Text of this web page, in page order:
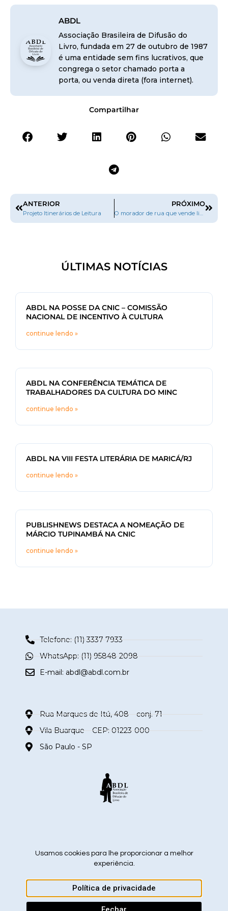
ABDL
Associação Brasileira de Difusão do
Livro, fundada em 27 de outubro de 1987
é uma entidade sem fins lucrativos, que
congrega o setor chamado porta a
porta, ou venda direta (fora internet).
Compartilhar
ANTERIOR
Projeto Itinerários de Leitura
PRÓXIMO
O morador de rua que vende livros para sobreviver
ÚLTIMAS NOTÍCIAS
ABDL NA POSSE DA CNIC – COMISSÃO
NACIONAL DE INCENTIVO À CULTURA
continue lendo »
ABDL NA CONFERÊNCIA TEMÁTICA DE
TRABALHADORES DA CULTURA DO MINC
continue lendo »
ABDL NA VIII FESTA LITERÁRIA DE MARICÁ/RJ
continue lendo »
PUBLISHNEWS DESTACA A NOMEAÇÃO DE
MÁRCIO TUPINAMBÁ NA CNIC
continue lendo »
Telefone: (11) 3337-7933
WhatsApp: (11) 95848-2098
E-mail: abdl@abdl.com.br
Rua Marques de Itú, 408 – conj. 71
Vila Buarque – CEP: 01223-000
São Paulo - SP
siga nas redes sociais
ABDL – Associação Brasileira de Difusão do Livro 2026 ©
CRIADO POR BROTH3RS
Usamos cookies para lhe proporcionar a melhor
experiência.
Política de privacidade